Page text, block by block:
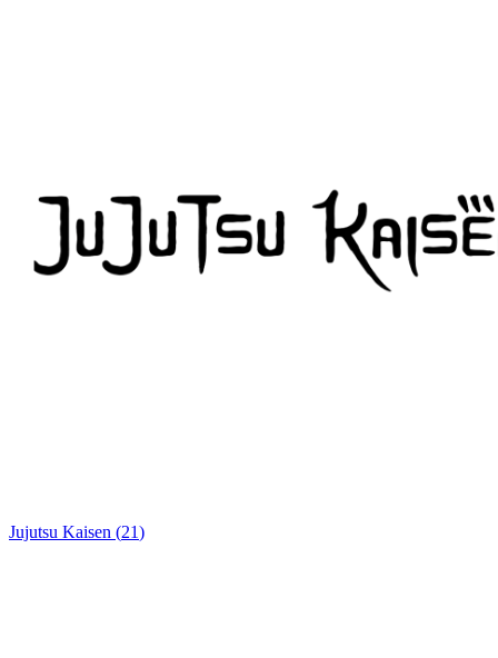
Jujutsu Kaisen (21)